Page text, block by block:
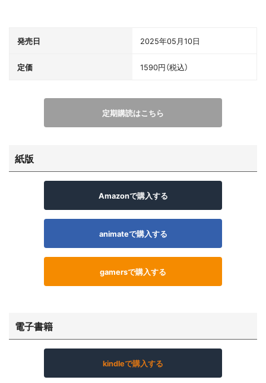
発売日 2025年05月10日
定価 1590円（税込）
定期購読はこちら
紙版
Amazonで購入する
animateで購入する
gamersで購入する
電子書籍
kindleで購入する